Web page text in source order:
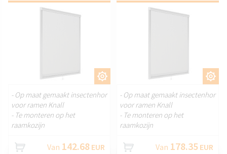
AANPASSEN.
- Op maat gemaakt insectenhor
voor ramen Knall
- Te monteren op het
raamkozijn
Van 142.68 EUR
AANPASSEN.
- Op maat gemaakt insectenhor
voor ramen Knall
- Te monteren op het
raamkozijn
Van 178.35 EUR